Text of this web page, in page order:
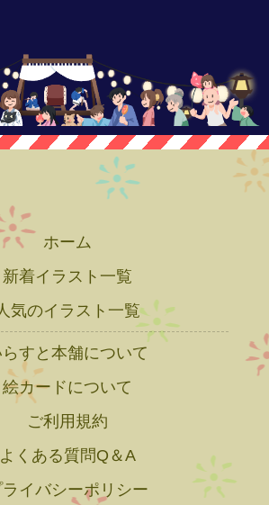
ホーム
新着イラスト一覧
気のイラスト一覧
らすと本舗について
絵カードについて
ご利用規約
よくある質問Q＆A
ライバシーポリシー